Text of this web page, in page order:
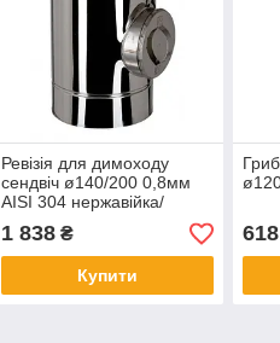
Ревізія для димоходу
сендвіч ø140/200 0,8мм
AISI 304 нержавійка/
нержавійка
1 838₴
Купити
618